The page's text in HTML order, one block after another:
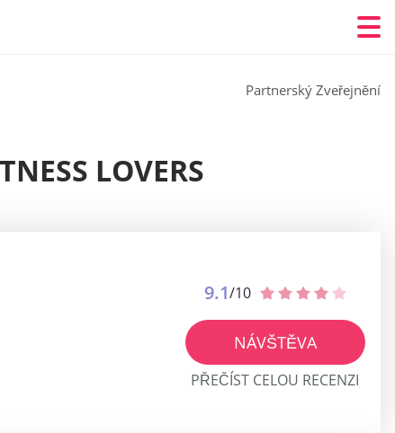
Partnerský Zveřejnění
LOVERS
9.1/10
NÁVŠTĚVA
PŘEČÍST CELOU RECENZI